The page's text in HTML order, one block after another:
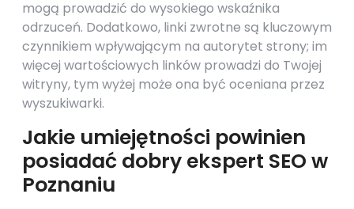
mogą prowadzić do wysokiego wskaźnika
odrzuceń. Dodatkowo, linki zwrotne są kluczowym
czynnikiem wpływającym na autorytet strony; im
więcej wartościowych linków prowadzi do Twojej
witryny, tym wyżej może ona być oceniana przez
wyszukiwarki.
Jakie umiejętności powinien
posiadać dobry ekspert SEO w
Poznaniu